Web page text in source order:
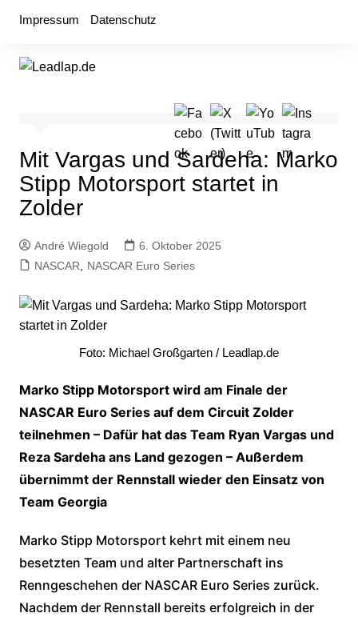
Impressum Datenschutz
Mit Vargas und Sardeha: Marko
Stipp Motorsport startet in
Zolder
André Wiegold
6. Oktober 2025
NASCAR, NASCAR Euro Series
Foto: Michael Großgarten / Leadlap.de
Marko Stipp Motorsport wird am Finale der
NASCAR Euro Series auf dem Circuit Zolder
teilnehmen – Dafür hat das Team Ryan Vargas und
Reza Sardeha ans Land gezogen – Außerdem
übernimmt der Rennstall wieder den Einsatz von
Team Georgia
Marko Stipp Motorsport kehrt mit einem neu
besetzten Team und alter Partnerschaft ins
Renngeschehen der NASCAR Euro Series zurück.
Nachdem der Rennstall bereits erfolgreich in der